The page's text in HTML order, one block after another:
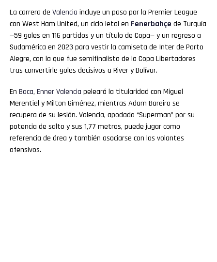
La carrera de Valencia incluye un paso por la Premier League
con West Ham United, un ciclo letal en Fenerbahçe de Turquía
—59 goles en 116 partidos y un título de Copa— y un regreso a
Sudamérica en 2023 para vestir la camiseta de Inter de Porto
Alegre, con la que fue semifinalista de la Copa Libertadores
tras convertirle goles decisivos a River y Bolívar.
En Boca, EnnerValencia peleará la titularidad con Miguel
Merentiel y Milton Giménez, mientras Adam Bareiro se
recupera de su lesión. Valencia, apodado “Superman” por su
potencia de salto y sus 1,77 metros, puede jugar como
referencia de área y también asociarse con los volantes
ofensivos.